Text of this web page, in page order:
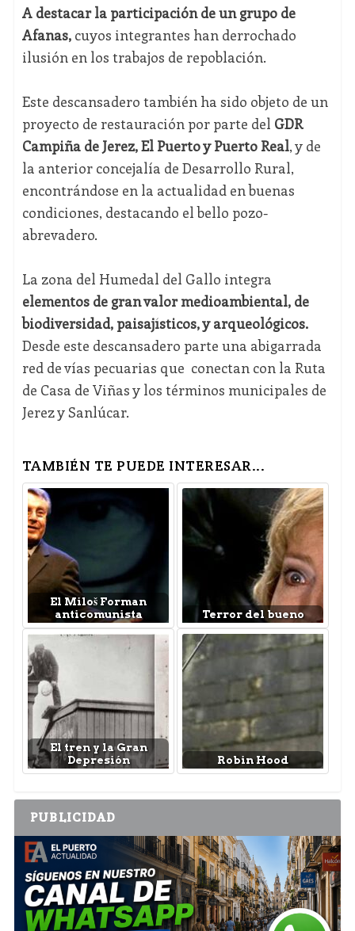
A destacar la participación de un grupo de
Afanas,cuyos integrantes han derrochado
ilusión en los trabajos de repoblación.
Este descansadero también ha sido objeto de un
proyecto de restauración por parte del GDR
Campiña de Jerez, El Puerto y Puerto Real, y de
la anterior concejalía de Desarrollo Rural,
encontrándose en la actualidad en buenas
condiciones, destacando el bello pozo-
abrevadero.
La zona del Humedal del Gallo integra
elementos de gran valor medioambiental, de
biodiversidad, paisajísticos, y arqueológicos.
Desde este descansadero parte una abigarrada
red de vías pecuarias que conectan con la Ruta
de Casa de Viñas y los términos municipales de
Jerez y Sanlúcar.
TAMBIÉN TE PUEDE INTERESAR...
El Miloš Forman
anticomunista
Terror del bueno
El tren y la Gran
Depresión
Robin Hood
PUBLICIDAD